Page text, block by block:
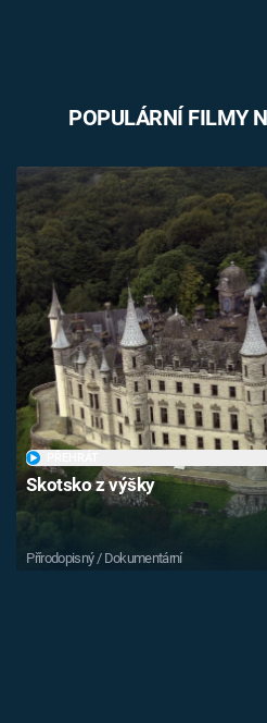
POPULÁRNÍ FILMY
Skotsko z výšky
Přírodopisný / Dokumentární